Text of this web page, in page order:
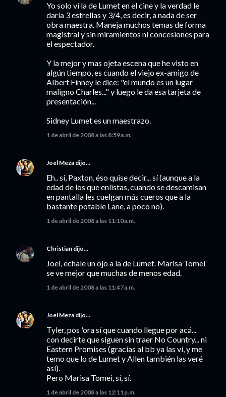
Yo solo ví la de Lumet en el cine y la verdad le
daría 3 estrellas y 3/4, es decir, a nada de ser
obra maestra. Maneja muchos temas de forma
magistral y sin miramientos ni concesiones para
el espectador.
Y la mejor y mas ojeta escena que he visto en
algún tiempo, es cuando el viejo ex-amigo de
Albert Finney le dice: "el mundo es un lugar
maligno Charles..." y luego le da esa tarjeta de
presentación...
Sidney Lumet es un maestrazo.
1 de abril de 2008 a las 8:59 a.m.
Joel Meza dijo…
Eh.. sí, Paxton, éso quise decir... sí (aunque a la
edad de los que enlistas, cuando se descamisan
en pantalla les cuelgan más cueros que a la
bastante potable Lane, a poco no).
1 de abril de 2008 a las 11:10 a.m.
Christian dijo…
Joel, echale un ojo a la de Lumet. Marisa Tomei
se ve mejor que muchas de menos edad.
1 de abril de 2008 a las 11:47 a.m.
Joel Meza dijo…
Tyler, pos 'ora sí que cuando llegue por acá...
con decirte que siguen sin traer No Country... ni
Eastern Promises (gracias al bb ya las ví, y me
temo que lo de Lumet y Allen también las veré
así).
Pero Marisa Tomei, sí, sí.
1 de abril de 2008 a las 12:11 p.m.